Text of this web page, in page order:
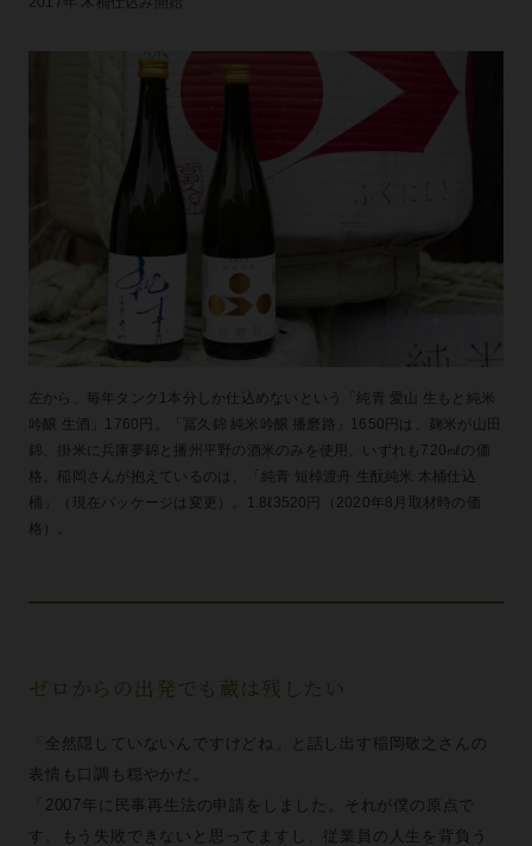
左から、毎年タンク1本分しか仕込めないという「純青 愛山 生もと純米
吟醸 生酒」1760円。「冨久錦 純米吟醸 播磨路」1650円は、麹米が山田
錦、掛米に兵庫夢錦と播州平野の酒米のみを使用。いずれも720㎖の価
格。稲岡さんが抱えているのは、「純青 短棹渡舟 生酛純米 木桶仕込
桶」（現在パッケージは変更）。1.8ℓ3520円（2020年8月取材時の価
格）。
ゼロからの出発でも蔵は残したい
「全然隠していないんですけどね」と話し出す稲岡敬之さんの
表情も口調も穏やかだ。
「2007年に民事再生法の申請をしました。それが僕の原点で
す。もう失敗できないと思ってますし、従業員の人生を背負う